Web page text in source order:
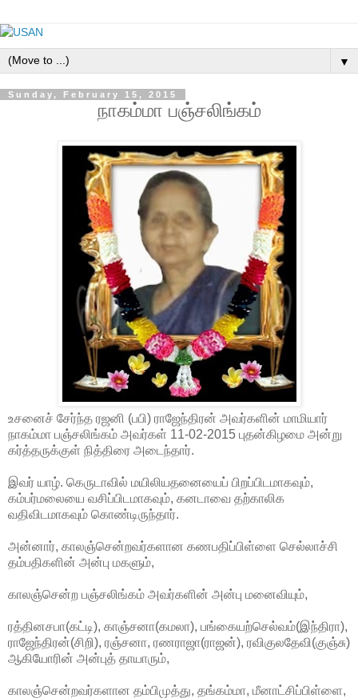
▼
Sunday, February 15, 2015
நாகம்மா பஞ்சலிங்கம்
உசனைச் சேர்ந்த ரஜனி (பபி) ராஜேந்திரன் அவர்களின் மாமியார்
நாகம்மா பஞ்சலிங்கம் அவர்கள் 11-02-2015 புதன்கிழமை அன்று
கர்த்தருக்குள் நித்திரை அடைந்தார்.
இவர் யாழ். கெருடாவில் மயிலியதனையைப் பிறப்பிடமாகவும்,
கம்பர்மலையை வசிப்பிடமாகவும், கனடாவை தற்காலிக
வதிவிடமாகவும் கொண்டிருந்தார்.
அன்னார், காலஞ்சென்றவர்களான கணபதிப்பிள்ளை செல்லாச்சி
தம்பதிகளின் அன்பு மகளும்,
காலஞ்சென்ற பஞ்சலிங்கம் அவர்களின் அன்பு மனைவியும்,
ரத்தினசபா(கட்டி), காஞ்சனா(கமலா), பங்கையற்செல்வம்(இந்திரா),
ராஜேந்திரன்(சிறி), ரஞ்சனா, ரணராஜா(ராஜன்), ரவிகுலதேவி(குஞ்சு)
ஆகியோரின் அன்புத் தாயாரும்,
காலஞ்சென்றவர்களான தம்பிமுத்து, தங்கம்மா, மீனாட்சிப்பிள்ளை,